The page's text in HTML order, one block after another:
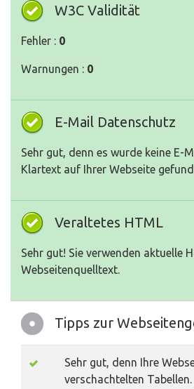
W3C Validität
Fehler : 0
Warnungen : 0
E-Mail Datenschutz
Sehr gut, denn es wurde keine E-
Klartext auf Ihrer Webseite
Veraltetes HTML
Sehr gut! Sie verwenden aktuelle
Webseitenquelltext.
Tipps zur
Sehr gut, denn Ihre
verschachtelten Tabellen.